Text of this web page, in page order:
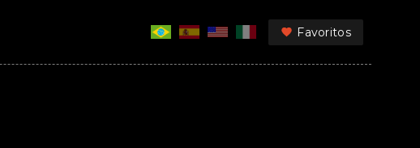
Favoritos